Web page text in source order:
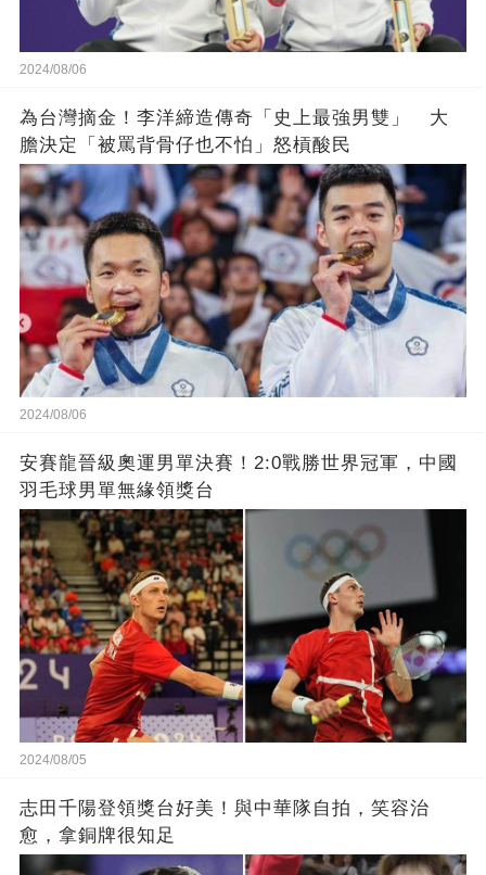
2024/08/06
為台灣摘金！李洋締造傳奇「史上最強男雙」 大
膽決定「被罵背骨仔也不怕」怒槓酸民
2024/08/06
安賽龍晉級奧運男單決賽！2:0戰勝世界冠軍，中國
羽毛球男單無緣領獎台
2024/08/05
志田千陽登領獎台好美！與中華隊自拍，笑容治
愈，拿銅牌很知足